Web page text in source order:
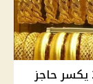
ارتفاع جديد بأسعار الذهب بمصر. عيار 21 يكسر حاجز